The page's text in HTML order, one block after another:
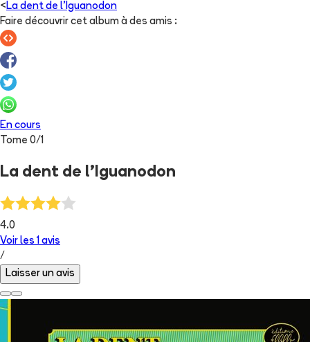
< La dent de l'Iguanodon
Faire découvrir cet album à des amis :
En cours
Tome 0/1
La dent de l'Iguanodon
4.0
Voir les 1 avis
/
Laisser un avis